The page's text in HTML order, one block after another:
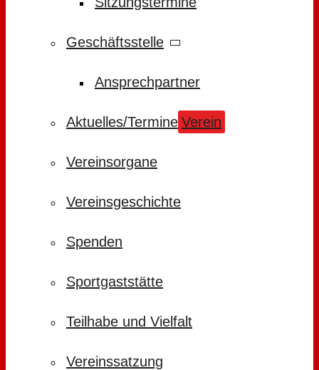
Geschäftsstelle
Ansprechpartner
Aktuelles/Termine Verein
Vereinsorgane
Vereinsgeschichte
Spenden
Sportgaststätte
Teilhabe und Vielfalt
Vereinssatzung